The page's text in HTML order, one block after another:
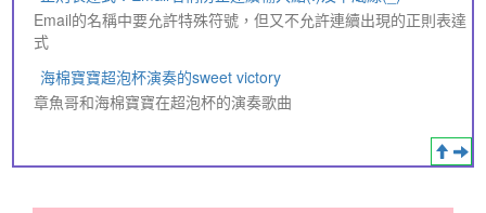
Email的名稱中要允許特殊符號，但又不允許連續出現的正則表達
式
海棉寶寶超泡杯演奏的sweet victory
章魚哥和海棉寶寶在超泡杯的演奏歌曲